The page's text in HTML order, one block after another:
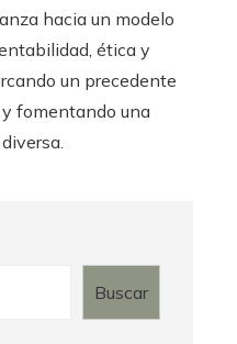
hacia un modelo
ética y
un precedente
fomentando una
Buscar